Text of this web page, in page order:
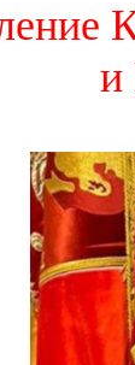
и